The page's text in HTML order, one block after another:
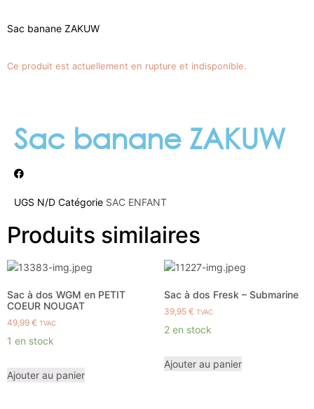
Sac banane ZAKUW
Ce produit est actuellement en rupture et indisponible.
Sac banane ZAKUW
UGS N/D Catégorie SAC ENFANT
Produits similaires
Sac à dos WGM en PETIT
COEUR NOUGAT
49,99 € TVAC
1 en stock
Ajouter au panier
Sac à dos Fresk – Submarine
39,95 € TVAC
2 en stock
Ajouter au panier